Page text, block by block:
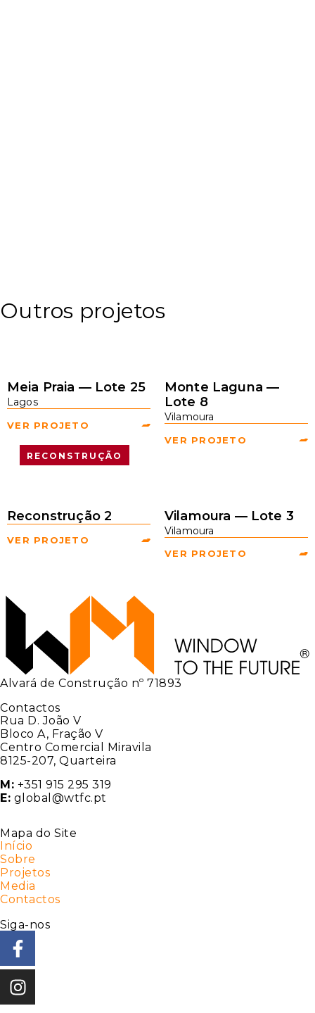
Outros projetos
Meia Praia — Lote 25
Lagos
VER PROJETO
Monte Laguna —
Lote 8
Vilamoura
VER PROJETO
RECONSTRUÇÃO
Reconstrução 2
VER PROJETO
Vilamoura — Lote 3
Vilamoura
VER PROJETO
Alvará de Construção nº 71893
Contactos
Rua D. João V
Bloco A, Fração V
Centro Comercial Miravila
8125-207, Quarteira
M: +351 915 295 319
E: global@wtfc.pt
Mapa do Site
Início
Sobre
Projetos
Media
Contactos
Siga-nos